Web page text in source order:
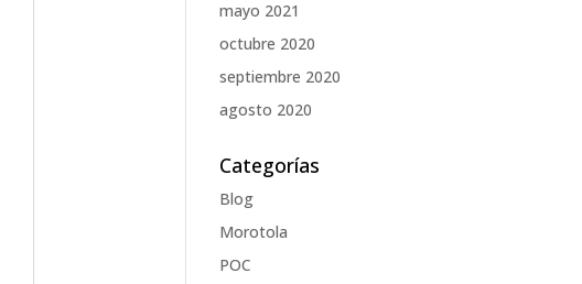
mayo 2021
octubre 2020
septiembre 2020
agosto 2020
Categorías
Blog
Morotola
POC